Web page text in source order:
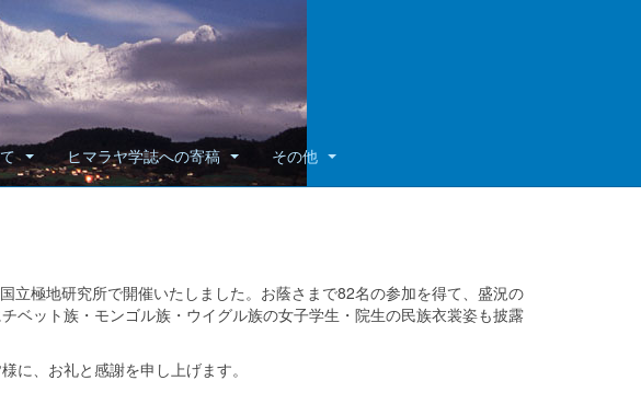
て ヒマラヤ学誌への寄稿 その他
立極地研究所で開催いたしました。お蔭さまで82名の参加を得て、盛況の
ベット族・モンゴル族・ウイグル族の女子学生・院生の民族衣裳姿も披露
に、お礼と感謝を申し上げます。